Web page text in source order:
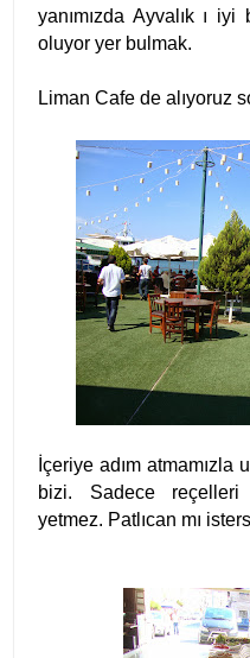
yanımızda Ayvalık ı
oluyor yer bulmak.
Liman Cafe de alıyoruz
İçeriye adım atmamızla
bizi. Sadece reçelleri
yetmez. Patlıcan mı